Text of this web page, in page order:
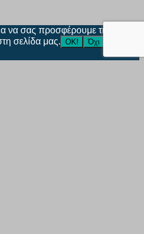
να σας προσφέρουμε την
σελίδα μας. ΟΚ!
Όχι